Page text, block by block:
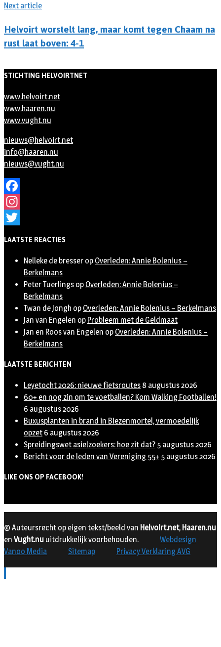
Next article
Helvoirt worstelt lang, maar komt tegen Chaam na
rust laat boven: 4-1
STICHTING HELVOIRTNET
www.helvoirt.net
www.haaren.nu
www.vught.nu
nieuws@helvoirt.net
info@haaren.nu
nieuws@vught.nu
Facebook
Instagram
LAATSTE REACTIES
Nelleke de bresser op Overleden: Annie Bolenius –
Berkelmans
Peter Tuerlings op Overleden: Annie Bolenius –
Berkelmans
Twan de Jongh op Overleden: Annie Bolenius – Berkelmans
Jan van Engelen op Probleem met de Geldmaat
Jan en Roos van Engelen op Overleden: Annie Bolenius –
Berkelmans
LAATSTE BERICHTEN
Leyetocht 2026: nieuwe fietsroutes 8 augustus 2026
60+ en nog zin om te voetballen? Kom Walking Footballen!
6 augustus 2026
Buxusplanten in brand in Biezenmortel, vermoedelijk
opzet 6 augustus 2026
Spreidingswet asielzoekers: hoe zit dat? 5 augustus 2026
Bericht voor de leden van Vereniging 55+ 5 augustus 2026
LIKE ONS OP FACEBOOK!
© Auteursrecht op eigen tekst/beeld van Helvoirt.net, Haaren.nu
en Vught.nu uitdrukkelijk voorbehouden.
Webdesign
Vanoo Media
Sitemap Privacy Verklaring AVG